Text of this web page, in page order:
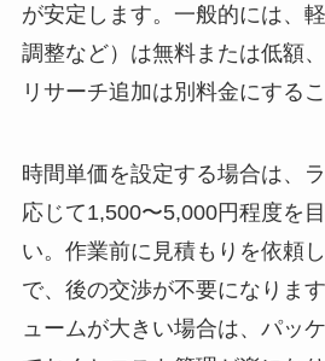
が安定します。一般的には、
調整など）は無料または低額
リサーチ追加は別料金にする
時間単価を設定する場合は、
応じて1,500〜5,000円程度を
い。作業前に見積もりを依頼
で、後の交渉が不要になりま
ュームが大きい場合は、パッ